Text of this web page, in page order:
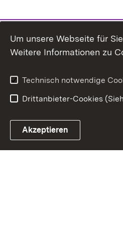
Um unsere Webseite für
Weitere Informationen zu
Technisch notwendige
Drittanbieter-Cookies
Akzeptieren